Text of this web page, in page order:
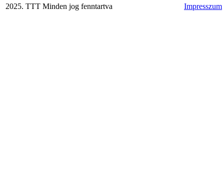
2025. TTT Minden jog fenntartva Impresszum